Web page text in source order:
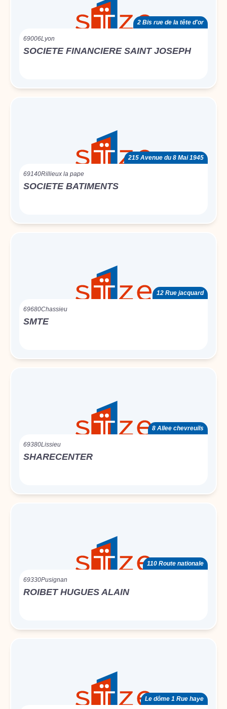
2 Bis rue de la tête d'or
69006Lyon
SOCIETE FINANCIERE SAINT JOSEPH
215 Avenue du 8 Mai 1945
69140Rillieux la pape
SOCIETE BATIMENTS
12 Rue jacquard
69680Chassieu
SMTE
8 Allee chevreuils
69380Lissieu
SHARECENTER
110 Route nationale
69330Pusignan
ROIBET HUGUES ALAIN
Le dôme 1 Rue haye